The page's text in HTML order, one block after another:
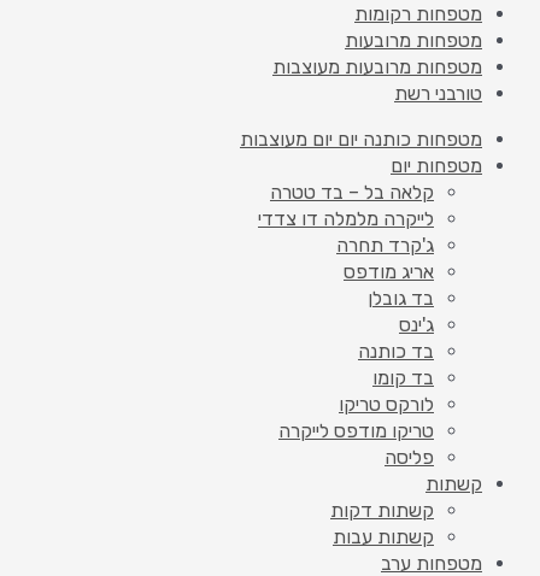
מטפחות רקומות
מטפחות מרובעות
מטפחות מרובעות מעוצבות
טורבני רשת
מטפחות כותנה יום יום מעוצבות
מטפחות יום
קלאה בל – בד טטרה
לייקרה מלמלה דו צדדי
ג'קרד תחרה
אריג מודפס
בד גובלן
ג'ינס
בד כותנה
בד קומו
לורקס טריקו
טריקו מודפס לייקרה
פליסה
קשתות
קשתות דקות
קשתות עבות
מטפחות ערב